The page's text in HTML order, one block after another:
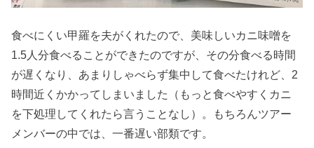
食べにくい甲羅を夫がくれたので、美味しいカニ味噌を
1.5人分食べることができたのですが、その分食べる時間
が遅くなり、あまりしゃべらず集中して食べたけれど、2
時間近くかかってしまいました（もっと食べやすくカニ
を下処理してくれたら言うことなし）。もちろんツアー
メンバーの中では、一番遅い部類です。